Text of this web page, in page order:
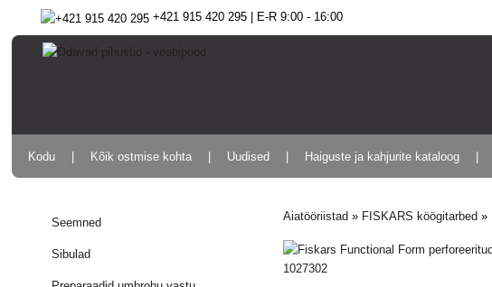
+421 915 420 295 | E-R 9:00 - 16:00
Kodu Kõik ostmise kohta Uudised Haiguste ja kahjurite kataloog
Seemned
Sibulad
Aiatööriistad » FISKARS köögitarbed »